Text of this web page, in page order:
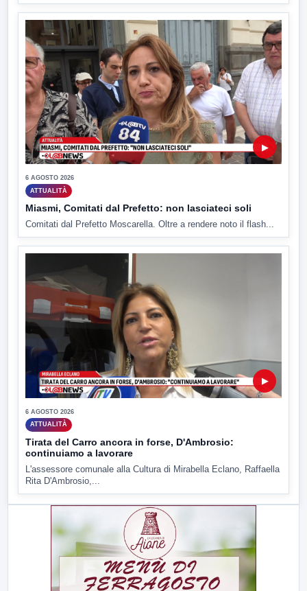
▶
6 AGOSTO 2026
ATTUALITÀ
Miasmi, Comitati dal Prefetto: non lasciateci soli
Comitati dal Prefetto Moscarella. Oltre a rendere noto il flash...
▶
6 AGOSTO 2026
ATTUALITÀ
Tirata del Carro ancora in forse, D'Ambrosio:
continuiamo a lavorare
L'assessore comunale alla Cultura di Mirabella Eclano, Raffaella
Rita D'Ambrosio,...